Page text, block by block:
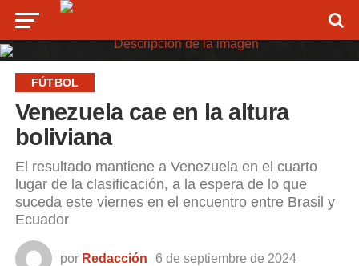
FÚTBOL
Venezuela cae en la altura
boliviana
El resultado mantiene a Venezuela en el cuarto
lugar de la clasificación, a la espera de lo que
suceda este viernes en el encuentro entre Brasil y
Ecuador
por Redacción 6 de septiembre de 2024